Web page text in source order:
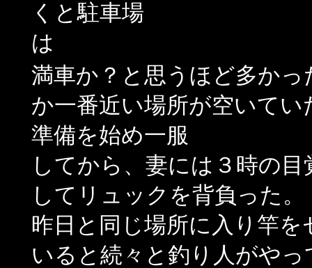
くと駐車場
は
満車か？と思うほど多かっ
か一番近い場所が空いてい
準備を始め一服
してから、妻には３時の
してリュックを背負った。
昨日と同じ場所に入り竿を
いると続々と釣り人がやっ